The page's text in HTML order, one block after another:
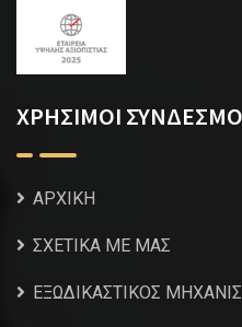
ΧΡΗΣΙΜΟΙ
ΑΡΧΙΚΗ
ΣΧΕΤΙΚΑ ΜΕ ΜΑΣ
ΕΞΩΔΙΚΑΣΤΙΚΟΣ